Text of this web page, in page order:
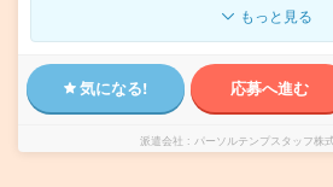
もっと見る
気になる! 応募へ進む
派遣会社 パーソルテンプスタッフ株